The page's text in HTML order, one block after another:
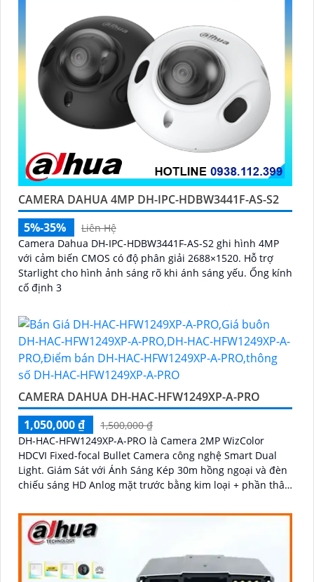
CAMERA DAHUA 4MP DH-IPC-HDBW3441F-AS-S2
5%-35%
Liên Hệ
Camera Dahua DH-IPC-HDBW3441F-AS-S2 ghi hình 4MP
với cảm biến CMOS có độ phân giải 2688×1520. Hỗ trợ
Starlight cho hình ảnh sáng rõ khi ánh sáng yếu. Ống kính
cố định 3
CAMERA DAHUA DH-HAC-HFW1249XP-A-PRO
1,050,000 ₫
1,500,000 ₫
DH-HAC-HFW1249XP-A-PRO là Camera 2MP WizColor
HDCVI Fixed-focal Bullet Camera công nghệ Smart Dual
Light. Giám Sát với Ánh Sáng Kép 30m hồng ngoại và đèn
chiếu sáng HD Anlog mặt trước bằng kim loại + phần thân